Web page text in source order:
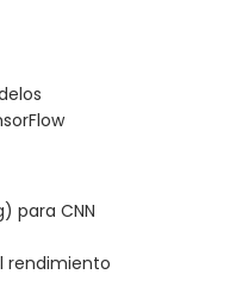
para CNN
rendimiento